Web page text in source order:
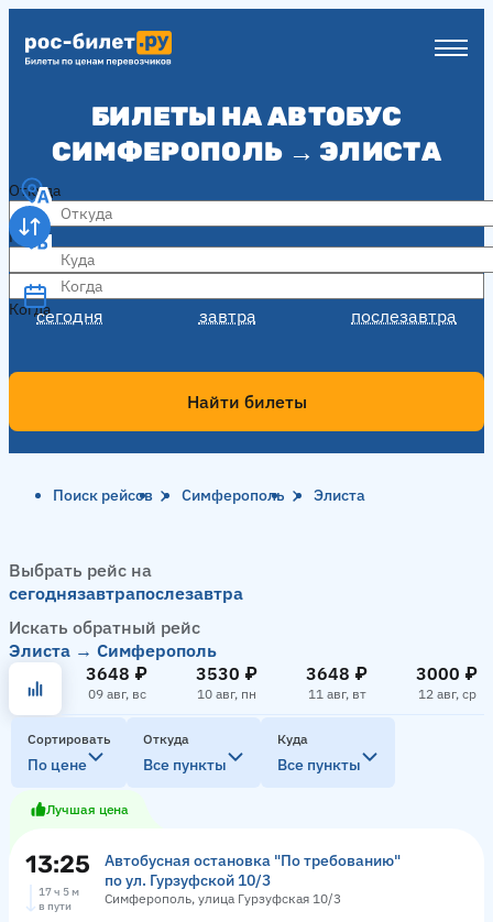
БИЛЕТЫ НА АВТОБУС
СИМФЕРОПОЛЬ → ЭЛИСТА
Откуда
Куда
Когда
сегодня завтра послезавтра
Когда
Найти билеты
Поиск рейсов Симферополь Элиста
Выбрать рейс на
сегоднязавтрапослезавтра
Искать обратный рейс
Элиста → Симферополь
3648 ₽
09 авг, вс
3530 ₽
10 авг, пн
3648 ₽
11 авг, вт
3000 ₽
12 авг, ср
Сортировать
По цене
Откуда
Все пункты
Куда
Все пункты
Лучшая цена
13:25
Автобусная остановка "По требованию"
по ул. Гурзуфской 10/3
Симферополь, улица Гурзуфская 10/3
17 ч 5 м
в пути